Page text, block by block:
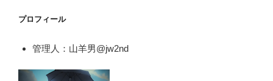
プロフィール
管理人：山羊男@jw2nd